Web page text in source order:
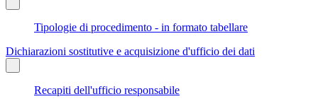
Tipologie di procedimento - in formato tabellare
Dichiarazioni sostitutive e acquisizione d'ufficio dei dati
Recapiti dell'ufficio responsabile